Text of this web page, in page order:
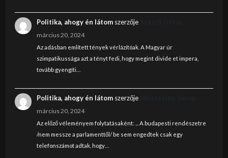
Politika, ahogy én látomszerzője
március 20, 2024
Az adásban említett tények vérlázítóak. A Magyar úr
szimpatikussága azt a tényt fedi, hogy megint divide et impera,
tovább gyengíti…
Politika, ahogy én látomszerzője
március 20, 2024
Az előző véleményem folytatásaként: ... A budapesti rendészetre
/nem messze a parlamenttől/ be sem engedtek csak egy
telefonszámot adtak, hogy…